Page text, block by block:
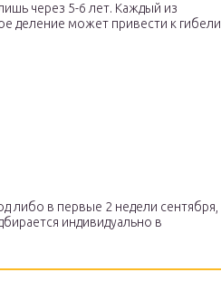
через 5-6 лет. Каждый из
деление может привести к гибели
либо в первые 2 недели сентября,
индивидуально в